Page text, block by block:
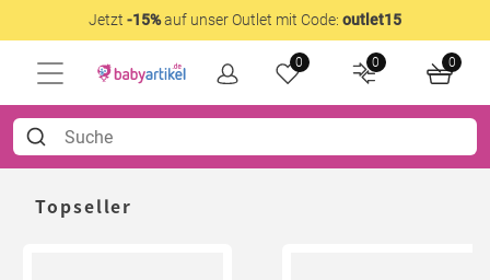
Jetzt -15%auf unser Outlet mit Code: outlet15
0 0 0
Topseller